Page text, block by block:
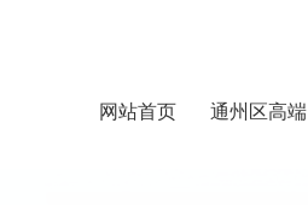
网站首页 通州区高端